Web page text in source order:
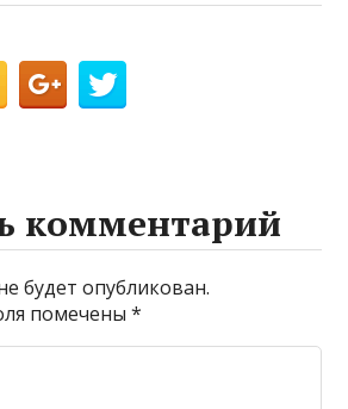
комментарий
будет опубликован.
помечены*